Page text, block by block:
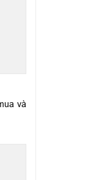
trải
trên
và